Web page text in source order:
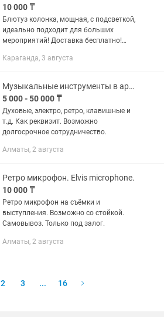
10 000 ₸
Блютуз колонка, мощная, с подсветкой,
идеально подходит для больших
мероприятий! Доставка бесплатно!
Микрофонная стойка также сдается в
Караганда, 3 августа
Музыкальные инструменты в аренду на фото/видео
5 000 - 50 000 ₸
Духовые, электро, ретро, клавишные и
т.д. Как реквизит. Возможно
долгосрочное сотрудничество.
Алматы, 2 августа
Ретро микрофон. Elvis microphone.
10 000 ₸
Ретро микрофон на съёмки и
выступления. Возможно со стойкой.
Самовывоз. Только под залог.
Алматы, 2 августа
2 3 ... 16